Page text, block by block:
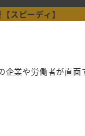
スピーディ】
業や労働者が直